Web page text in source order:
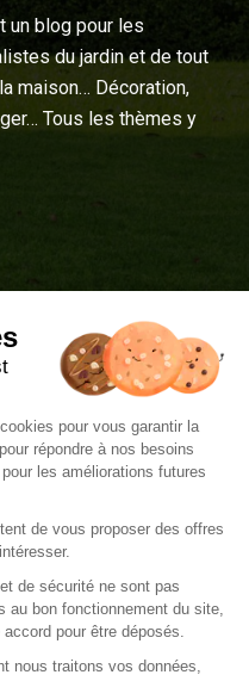
un blog pour les
du jardin et de tout
maison… Décoration,
Tous les thèmes y
pour vous garantir la
répondre à nos besoins
les améliorations futures
de vous proposer des offres
de sécurité ne sont pas
au bon fonctionnement du site,
pour être déposés.
nous traitons vos données,